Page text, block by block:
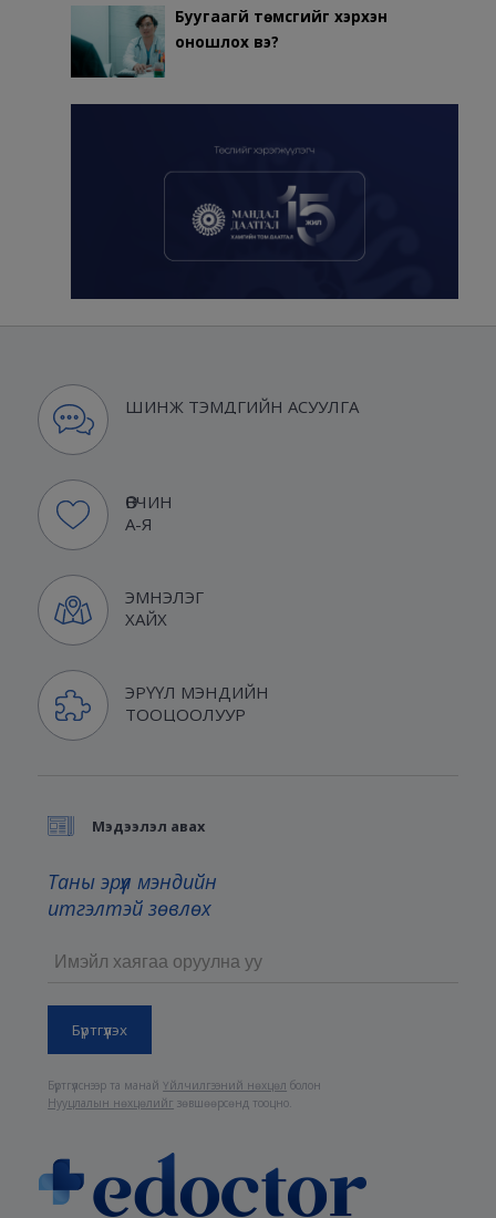
Буугаагүй төмсгийг хэрхэн
оношлох вэ?
ШИНЖ ТЭМДГИЙН АСУУЛГА
ӨВЧИН
А-Я
ЭМНЭЛЭГ
ХАЙХ
ЭРҮҮЛ МЭНДИЙН
ТООЦООЛУУР
Мэдээлэл авах
Таны эрүүл мэндийн
итгэлтэй зөвлөх
Бүртгүүлснээр та манайҮйлчилгээний нөхцөл болон
Нууцлалын нөхцөлийг зөвшөөрсөнд тооцно.